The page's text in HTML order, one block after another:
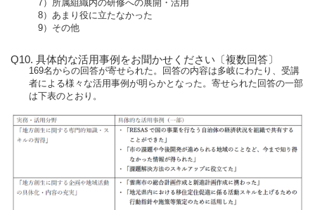
7）所属組織内の研修への展開・活用
8）あまり役に立たなかった
9）その他
Q10. 具体的な活用事例をお聞かせください〔複数回答〕
169名からの回答が寄せられた。回答の内容は多岐にわたり、受講
者による様々な活用事例が明らかとなった。寄せられた回答の一部
は下表のとおり。